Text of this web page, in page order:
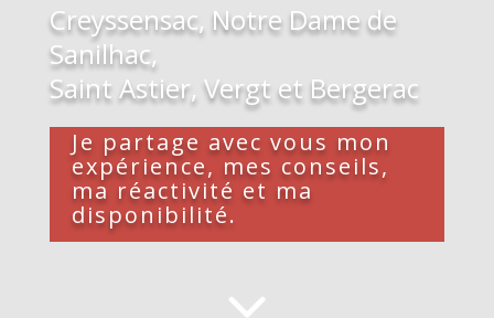
Creyssensac, Notre Dame de
Sanilhac,
Saint Astier, Vergt et Bergerac
Je partage avec vous mon
expérience, mes conseils,
ma réactivité et ma
disponibilité.